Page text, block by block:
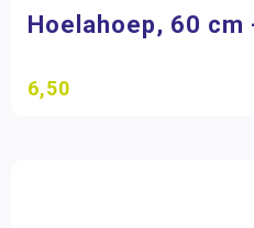
Hoelahoep, 60 cm
6,50